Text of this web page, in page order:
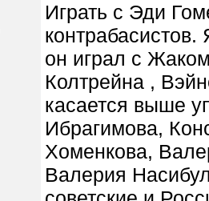
Играть с Эди
он играл с
Колтрейна ,
касается выше
Ибрагимова,
Хоменкова,
Валерия